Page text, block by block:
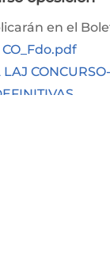
en el